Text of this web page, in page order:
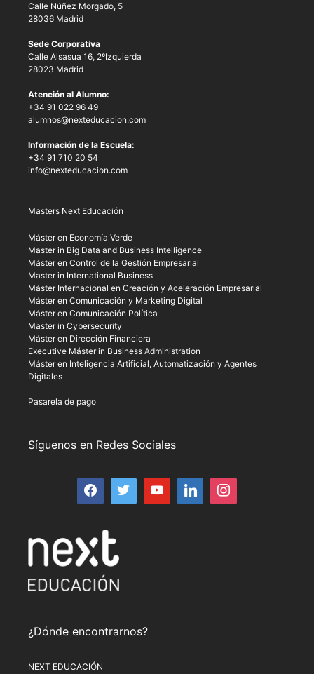
Calle Núñez Morgado, 5
28036 Madrid
Sede Corporativa
Calle Alsasua 16, 2ºIzquierda
28023 Madrid
Atención al Alumno:
+34 91 022 96 49
alumnos@nexteducacion.com
Información de la Escuela:
+34 91 710 20 54
info@nexteducacion.com
Masters Next Educación
Máster en Economía Verde
Master in Big Data and Business Intelligence
Máster en Control de la Gestión Empresarial
Master in International Business
Máster Internacional en Creación y Aceleración Empresarial
Máster en Comunicación y Marketing Digital
Máster en Comunicación Política
Master in Cybersecurity
Máster en Dirección Financiera
Executive Máster in Business Administration
Máster en Inteligencia Artificial, Automatización y Agentes
Digitales
Pasarela de pago
Síguenos en Redes Sociales
¿Dónde encontrarnos?
NEXT EDUCACIÓN